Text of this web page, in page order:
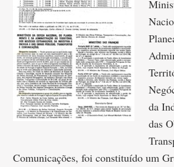
da
das
Comunicações, foi constituído um